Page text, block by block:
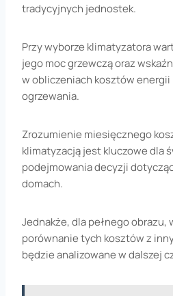
tradycyjnych jednostek.
Przy wyborze klimatyzatora
jego moc grzewczą oraz
w obliczeniach kosztów
ogrzewania.
Zrozumienie miesięcznego
klimatyzacją jest kluczowe dla
podejmowania decyzji
domach.
Jednakże, dla pełnego obrazu,
porównanie tych kosztów z
będzie analizowane w dalszej